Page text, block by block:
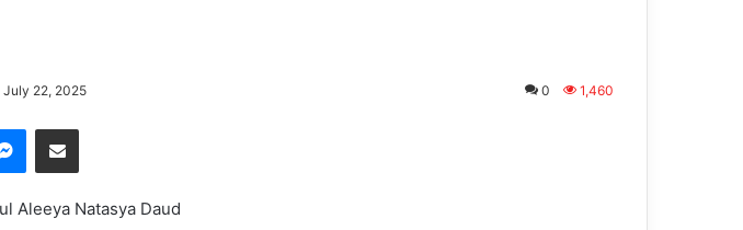
July 22, 2025 0 1,460
Aleeya Natasya Daud